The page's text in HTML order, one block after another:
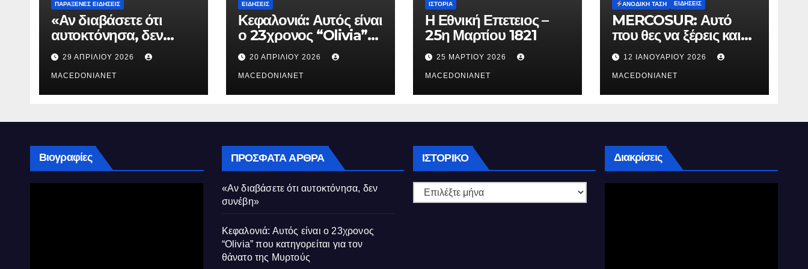
ΠΑΡΆΞΕΝΕΣ ΕΙΔΉΣΕΙΣ
«Αν διαβάσετε ότι
αυτοκτόνησα, δεν
συνέβη»
29 ΑΠΡΙΛΊΟΥ 2026
MACEDONIANET
ΕΙΔΉΣΕΙΣ
Κεφαλονιά: Αυτός είναι
ο 23χρονος “Olivia”
που κατηγορείται για
τον θάνατο της
Μυρτούς
20 ΑΠΡΙΛΊΟΥ 2026
MACEDONIANET
ΙΣΤΟΡΊΑ
Η Εθνική Επετειος –
25η Μαρτίου 1821
25 ΜΑΡΤΊΟΥ 2026
MACEDONIANET
ΑΝΟΔΙΚΉ ΤΆΣΗ ΕΙΔΉΣΕΙΣ
MERCOSUR: Αυτό
που θες να ξέρεις και
δεν σου λένε.
12 ΙΑΝΟΥΑΡΊΟΥ 2026
MACEDONIANET
Βιογραφίες ΠΡΌΣΦΑΤΑ ΆΡΘΡΑ
«Αν διαβάσετε ότι αυτοκτόνησα, δεν
συνέβη»
Κεφαλονιά: Αυτός είναι ο 23χρονος
“Olivia” που κατηγορείται για τον
θάνατο της Μυρτούς
ΙΣΤΟΡΙΚΌ Ιστορικό Διακρίσεις